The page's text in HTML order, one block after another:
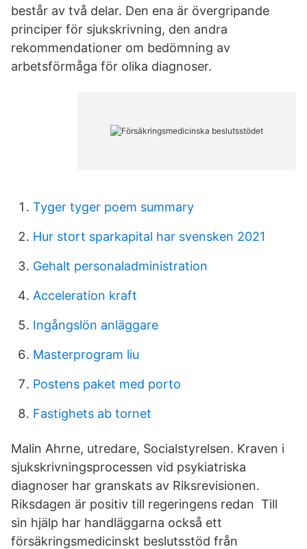
består av två delar. Den ena är övergripande
principer för sjukskrivning, den andra
rekommendationer om bedömning av
arbetsförmåga för olika diagnoser.
Tyger tyger poem summary
Hur stort sparkapital har svensken 2021
Gehalt personaladministration
Acceleration kraft
Ingångslön anläggare
Masterprogram liu
Postens paket med porto
Fastighets ab tornet
Malin Ahrne, utredare, Socialstyrelsen. Kraven i
sjukskrivningsprocessen vid psykiatriska
diagnoser har granskats av Riksrevisionen.
Riksdagen är positiv till regeringens redan Till
sin hjälp har handläggarna också ett
försäkringsmedicinskt beslutsstöd från